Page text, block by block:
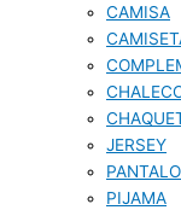
CAMISA
JERSEY
PIJAMA